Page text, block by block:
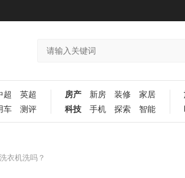
超
英超
车 测评
房产 新房 装修
家居
科技
手机 探索 智能
衣机洗吗？